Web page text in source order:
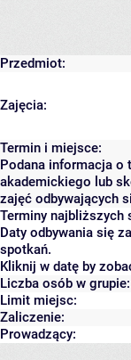
Przedmiot:
Zajęcia:
Termin i miejsce:
Podana informacja o
akademickiego lub
zajęć odbywających
Terminy najbliższych
Daty odbywania się
spotkań.
Kliknij w datę by
Liczba osób w grupie:
Limit miejsc:
Zaliczenie:
Prowadzący: